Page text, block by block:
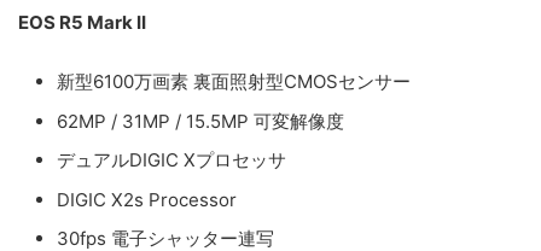
EOS R5 Mark II
新型6100万画素 裏面照射型CMOSセンサー
62MP / 31MP / 15.5MP 可変解像度
デュアルDIGIC Xプロセッサ
DIGIC X2s Processor
30fps 電子シャッター連写